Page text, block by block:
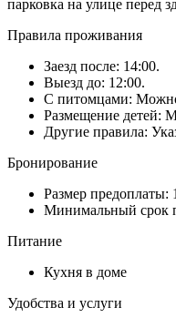
парковка на улице перед
Правила проживания
Заезд после: 14:00.
Выезд до: 12:00.
С питомцами:
Размещение детей:
Другие правила:
Бронирование
Размер предоплаты:
Минимальный срок
Питание
Кухня в доме
Удобства и услуги